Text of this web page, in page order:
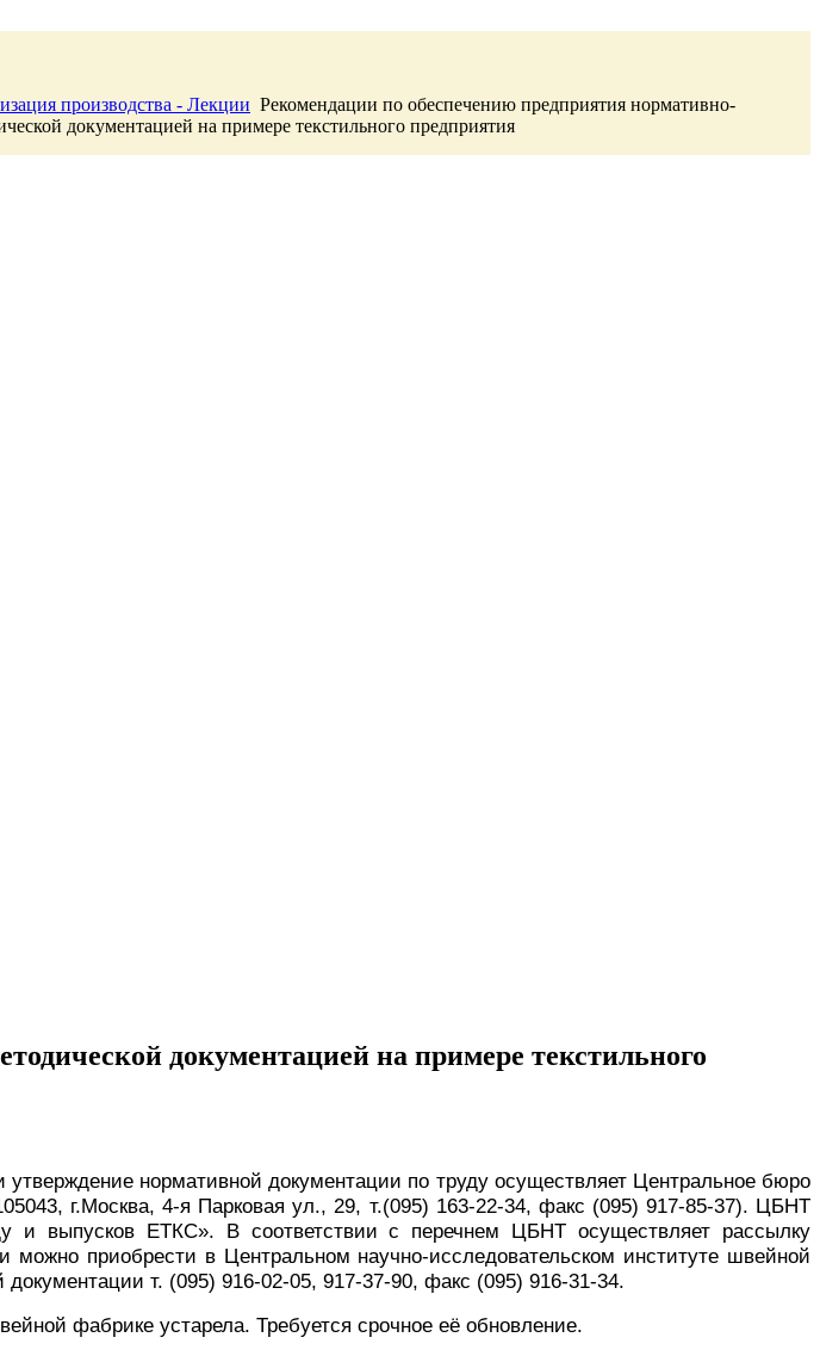
производства - Лекции Рекомендации по обеспечению предприятия нормативно-
документацией на примере текстильного предприятия
документацией на примере текстильного
нормативной документации по труду осуществляет Центральное бюро
г.Москва, 4-я Парковая ул., 29, т.(095) 163-22-34, факс (095) 917-85-37). ЦБНТ
и выпусков ЕТКС». В соответствии с перечнем ЦБНТ осуществляет рассылку
приобрести в Центральном научно-исследовательском институте швейной
т. (095) 916-02-05, 917-37-90, факс (095) 916-31-34.
фабрике устарела. Требуется срочное её обновление.